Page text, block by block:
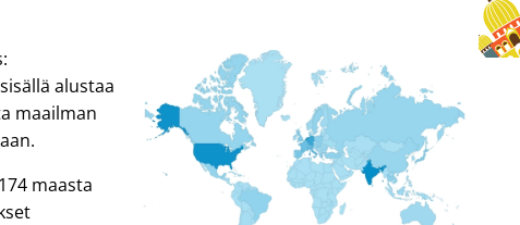
alustaa
maailman
maasta